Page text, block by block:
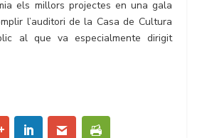
els millors projectes en una gala
l’auditori de la Casa de Cultura
al que va especialmente dirigit